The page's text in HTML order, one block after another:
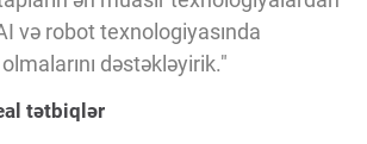
və robot texnologiyasında
dəstəkləyirik."
tətbiqlər